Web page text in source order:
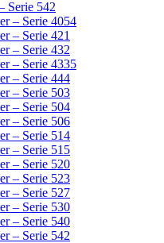
Serie 542
– Serie 4054
– Serie 421
– Serie 432
– Serie 4335
– Serie 444
– Serie 503
– Serie 504
– Serie 506
– Serie 514
– Serie 515
– Serie 520
– Serie 523
– Serie 527
– Serie 530
– Serie 540
– Serie 542